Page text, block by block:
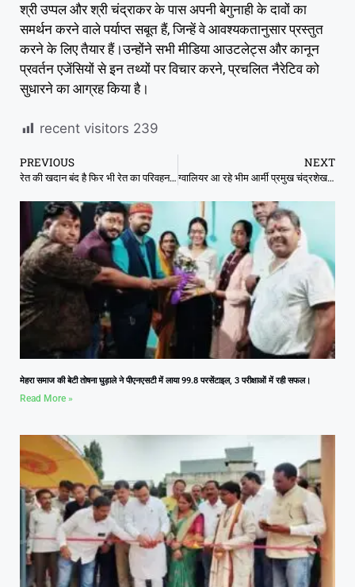
श्री उप्पल और श्री चंद्राकर के पास अपनी बेगुनाही के दावों का
समर्थन करने वाले पर्याप्त सबूत हैं, जिन्हें वे आवश्यकतानुसार प्रस्तुत
करने के लिए तैयार हैं।उन्होंने सभी मीडिया आउटलेट्स और कानून
प्रवर्तन एजेंसियों से इन तथ्यों पर विचार करने, प्रचलित नैरेटिव को
सुधारने का आग्रह किया है।
recent visitors 239
PREVIOUS
रेत की खदान बंद है फिर भी रेत का परिवहन जारी है अधिकारी और माफियाओं कर रहे मिल कर भ्रटाचार.
NEXT
ग्वालियर आ रहे भीम आर्मी प्रमुख चंद्रशेखर रावण, अतुल प्रधान व रविन्द्र भाटी को मुरैना पुलिस ने हिरासत में लिया।
मेहरा समाज की बेटी तोषना घुड़ाले ने पीएनएसटी में लाया 99.8 परसेंटाइल, 3 परीक्षाओं में रही सफल।
Read More »